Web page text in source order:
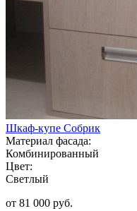
Шкаф-купе Собрик
Материал фасада:
Комбинированный
Цвет:
Светлый
от 81 000 руб.